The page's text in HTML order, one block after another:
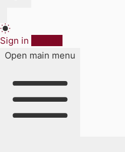
Sign in
Open main menu